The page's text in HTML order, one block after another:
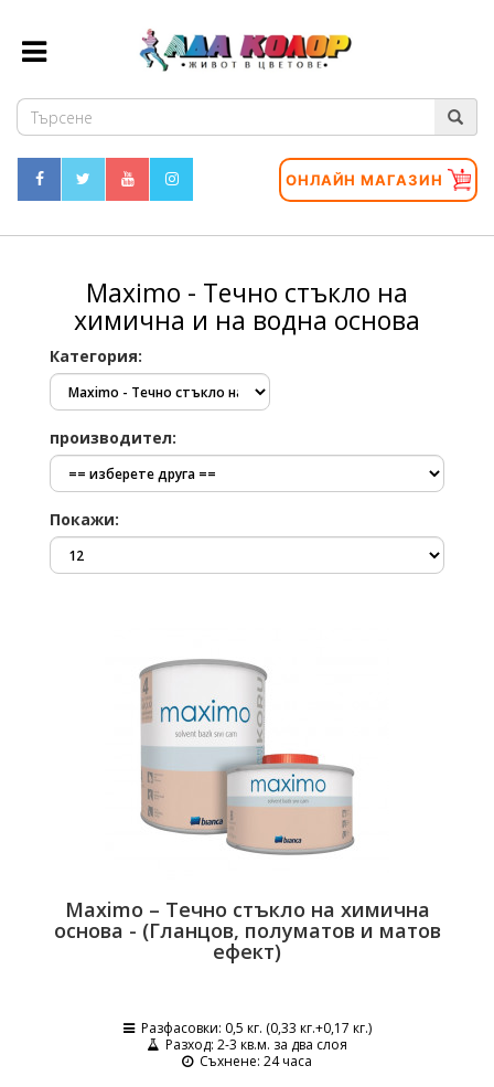
ОНЛАЙН МАГАЗИН
Maximo - Течно стъкло на
химична и на водна основа
Категория:
производител:
Покажи:
Maximo – Течно стъкло на химична
основа - (Гланцов, полуматов и матов
ефект)
Разфасовки: 0,5 кг. (0,33 кг.+0,17 кг.)
Разход: 2-3 кв.м. за два слоя
Съхнене: 24 часа